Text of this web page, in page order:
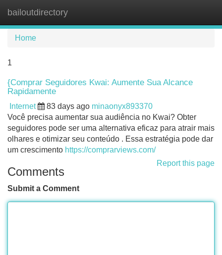
bailoutdirectory
Home
1
{Comprar Seguidores Kwai: Aumente Sua Alcance
Rapidamente
Internet 83 days ago minaonyx893370
Você precisa aumentar sua audiência no Kwai? Obter
seguidores pode ser uma alternativa eficaz para atrair mais
olhares e otimizar seu conteúdo . Essa estratégia pode dar
um crescimento https://comprarviews.com/
Report this page
Comments
Submit a Comment